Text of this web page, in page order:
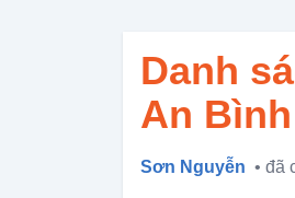
Danh
An
Sơn Nguyễn • đã